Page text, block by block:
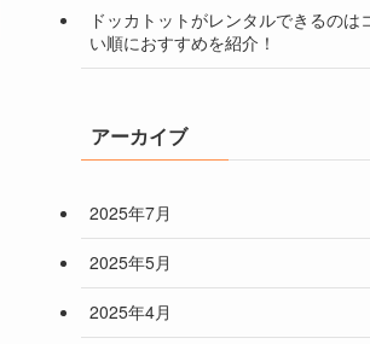
ドッカトットがレンタルできるのは
い順におすすめを紹介！
アーカイブ
2025年7月
2025年5月
2025年4月